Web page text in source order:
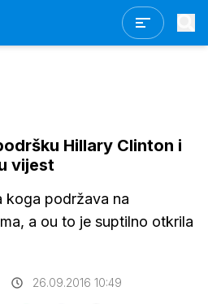
Hillary Clinton i
vijest
koga podržava na
a ou to je suptilno otkrila
26.09.2016 10:49